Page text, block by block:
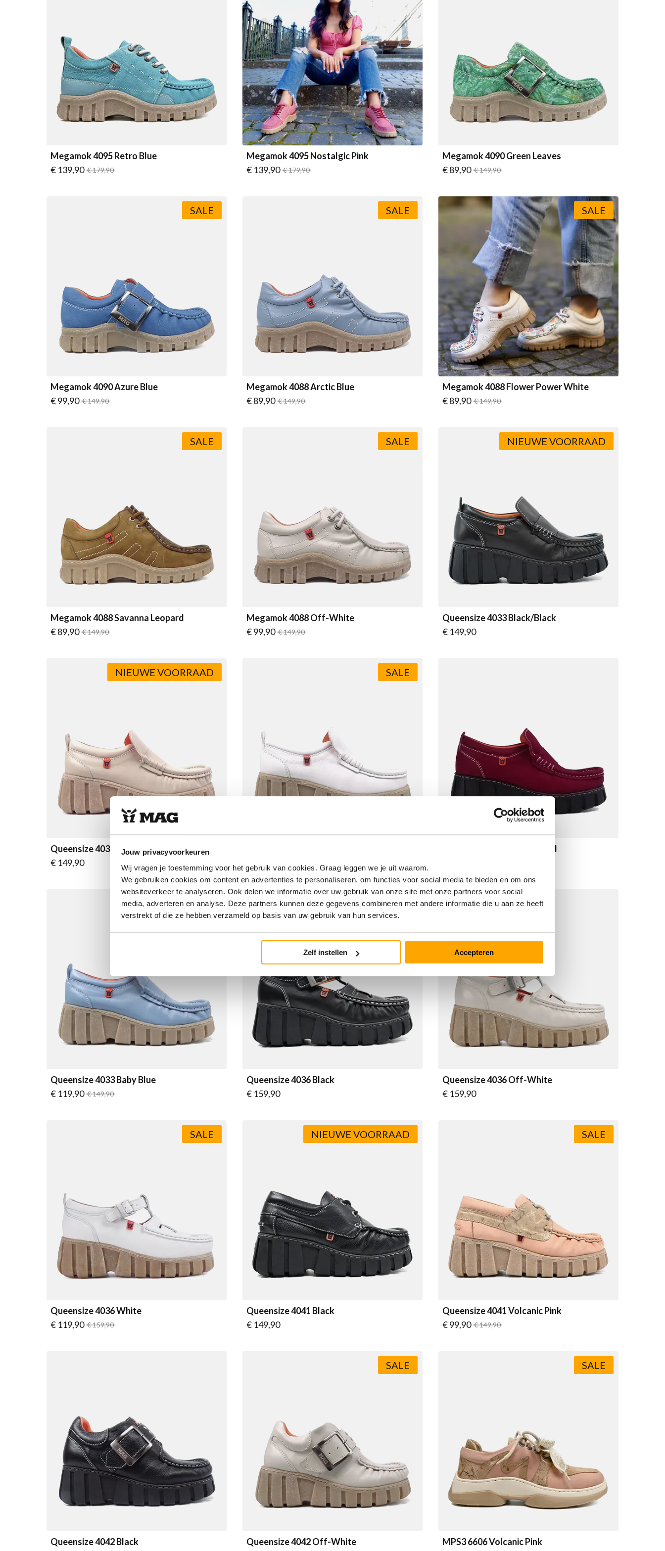
Jouw privacyvoorkeuren
Wij vragen je toestemming voor het gebruik van cookies. Graag leggen we je uit waarom.
We gebruiken cookies om content en advertenties te personaliseren, om functies voor social media te bieden en om ons
websiteverkeer te analyseren. Ook delen we informatie over uw gebruik van onze site met onze partners voor social
media, adverteren en analyse. Deze partners kunnen deze gegevens combineren met andere informatie die u aan ze heeft
verstrekt of die ze hebben verzameld op basis van uw gebruik van hun services.
Zelf instellen Accepteren
Megamok 4095 Retro Blue
Vanaf
€ 139,90 Normale prijs
€ 179,90
Megamok 4095 Nostalgic Pink
Vanaf
€ 139,90 Normale prijs
€ 179,90
Megamok 4090 Green Leaves
Vanaf
€ 89,90 Normale prijs
€ 149,90
Megamok 4090 Azure Blue
Vanaf
€ 99,90 Normale prijs
€ 149,90
SALE
Megamok 4088 Arctic Blue
Vanaf
€ 89,90 Normale prijs
€ 149,90
SALE
Megamok 4088 Flower Power White
Vanaf
€ 89,90 Normale prijs
€ 149,90
SALE
Megamok 4088 Savanna Leopard
Vanaf
€ 89,90 Normale prijs
€ 149,90
SALE
Megamok 4088 Off-White
Vanaf
€ 99,90 Normale prijs
€ 149,90
SALE
Queensize 4033 Black/Black
Vanaf
€ 149,90
NIEUWE VOORRAAD
Queensize 4033 Beige
Vanaf
€ 149,90
NIEUWE VOORRAAD
€ 119,90
SALE
Queensize 4033 Tibetan Red
Queensize 4033 Baby Blue
Vanaf
€ 119,90 Normale prijs
€ 149,90
SALE
Queensize 4036 Black
Vanaf
€ 159,90
Queensize 4036 Off-White
Vanaf
€ 159,90
Queensize 4036 White
Vanaf
€ 119,90 Normale prijs
€ 159,90
SALE
Queensize 4041 Black
Vanaf
€ 149,90
NIEUWE VOORRAAD
Queensize 4041 Volcanic Pink
Vanaf
€ 99,90 Normale prijs
€ 149,90
SALE
Queensize 4042 Black
Queensize 4042 Off-White
SALE
MPS3 6606 Volcanic Pink
SALE